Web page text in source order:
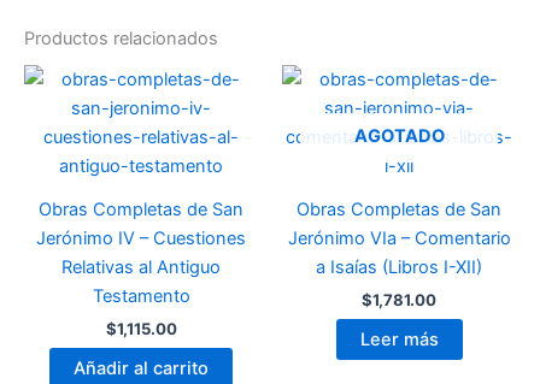
Productos relacionados
Obras Completas de San
Jerónimo IV – Cuestiones
Relativas al Antiguo
Testamento
$1,115.00
Añadir al carrito
AGOTADO
Obras Completas de San
Jerónimo VIa – Comentario
a Isaías (Libros I-XII)
$1,781.00
Leer más